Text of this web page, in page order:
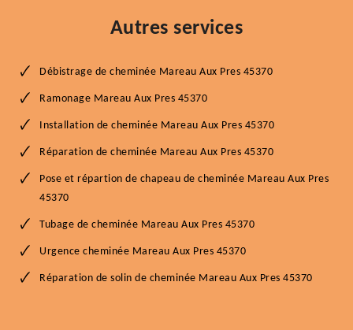
Autres services
Débistrage de cheminée Mareau Aux Pres 45370
Ramonage Mareau Aux Pres 45370
Installation de cheminée Mareau Aux Pres 45370
Réparation de cheminée Mareau Aux Pres 45370
Pose et répartion de chapeau de cheminée Mareau Aux Pres
45370
Tubage de cheminée Mareau Aux Pres 45370
Urgence cheminée Mareau Aux Pres 45370
Réparation de solin de cheminée Mareau Aux Pres 45370